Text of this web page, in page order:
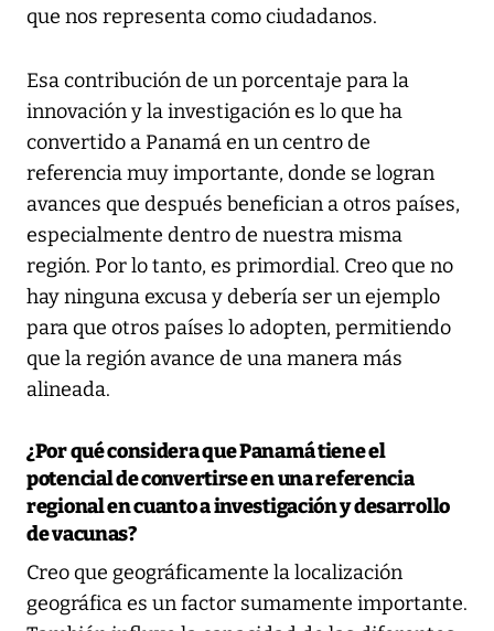
que nos representa como ciudadanos.
Esa contribución de un porcentaje para la
innovación y la investigación es lo que ha
convertido a Panamá en un centro de
referencia muy importante, donde se logran
avances que después benefician a otros países,
especialmente dentro de nuestra misma
región. Por lo tanto, es primordial. Creo que no
hay ninguna excusa y debería ser un ejemplo
para que otros países lo adopten, permitiendo
que la región avance de una manera más
alineada.
¿Por qué considera que Panamá tiene el
potencial de convertirse en una referencia
regional en cuanto a investigación y desarrollo
de vacunas?
Creo que geográficamente la localización
geográfica es un factor sumamente importante.